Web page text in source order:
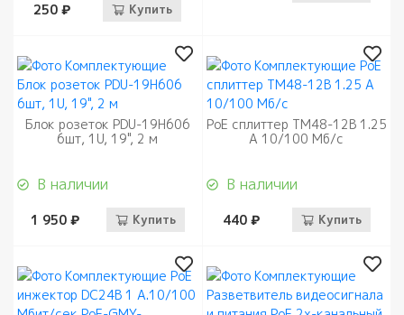
250 ₽ Купить
Блок розеток PDU-19H606
6шт, 1U, 19", 2 м
В наличии
1 950 ₽ Купить
PoE сплиттер ТМ48-12В 1.25
A 10/100 Мб/с
В наличии
440 ₽ Купить